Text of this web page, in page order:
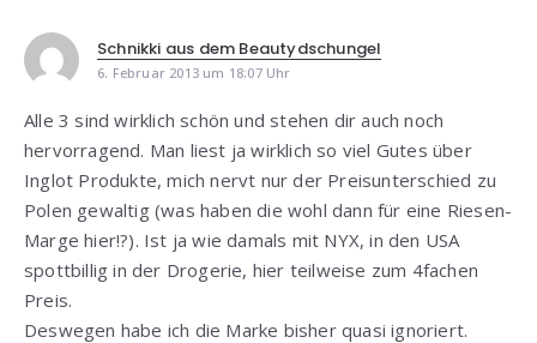
Schnikki aus dem Beautydschungel
6. Februar 2013 um 18:07 Uhr
Alle 3 sind wirklich schön und stehen dir auch noch
hervorragend. Man liest ja wirklich so viel Gutes über
Inglot Produkte, mich nervt nur der Preisunterschied zu
Polen gewaltig (was haben die wohl dann für eine Riesen-
Marge hier!?). Ist ja wie damals mit NYX, in den USA
spottbillig in der Drogerie, hier teilweise zum 4fachen
Preis.
Deswegen habe ich die Marke bisher quasi ignoriert.